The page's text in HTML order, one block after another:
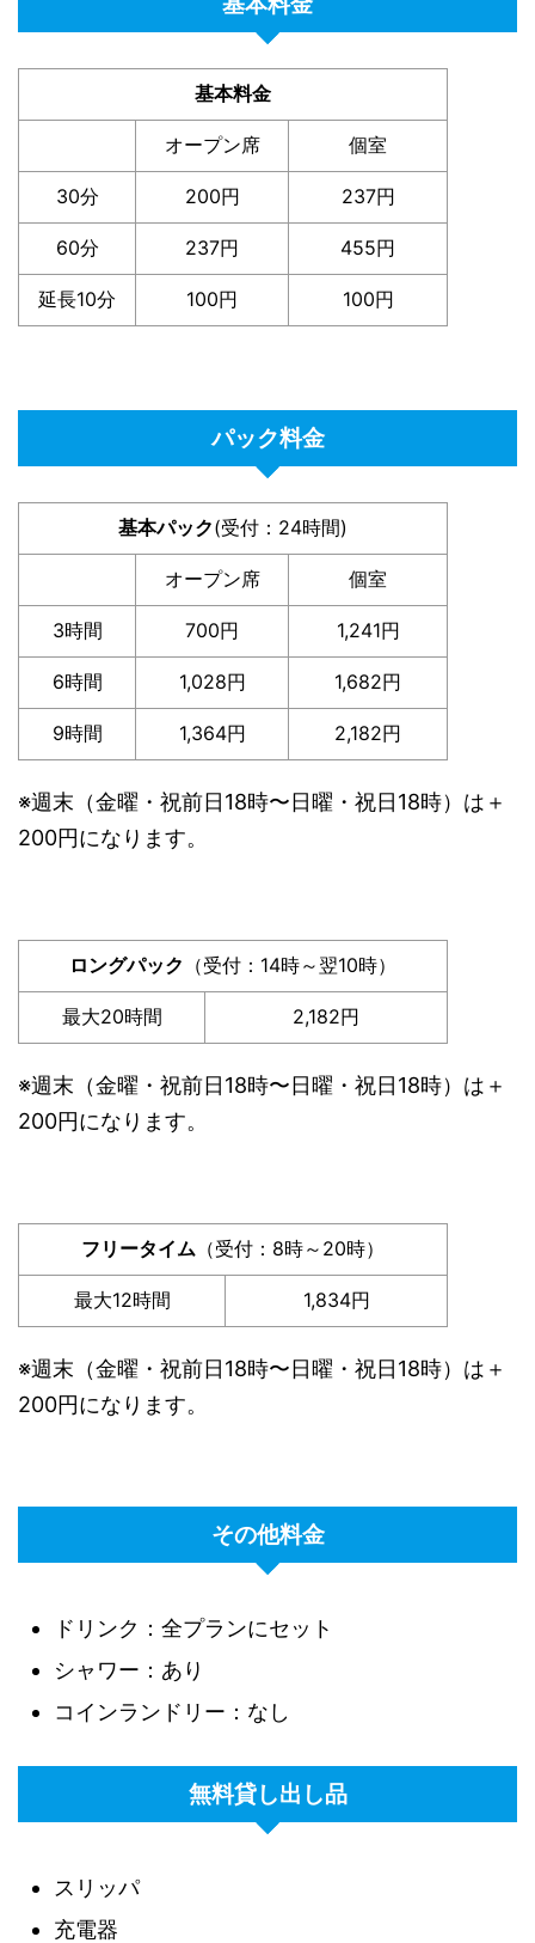
基本料金
オープン席 個室
30分 200円 237円
60分 237円 455円
延長10分 100円 100円
パック料金
基本パック(受付：24時間)
オープン席 個室
3時間 700円 1,241円
6時間 1,028円 1,682円
9時間 1,364円 2,182円
※週末（金曜・祝前日18時〜日曜・祝日18時）は＋
200円になります。
ロングパック （受付：14時～翌10時）
最大20時間 2,182円
※週末（金曜・祝前日18時〜日曜・祝日18時）は＋
200円になります。
フリータイム （受付：8時～20時）
最大12時間 1,834円
※週末（金曜・祝前日18時〜日曜・祝日18時）は＋
200円になります。
その他料金
ドリンク：全プランにセット
シャワー：あり
コインランドリー：なし
無料貸し出し品
スリッパ
充電器